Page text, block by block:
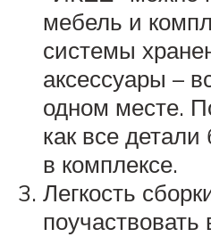
мебель и
системы
аксессуары –
одном месте.
как все детали
в комплексе.
Легкость
поучаствовать